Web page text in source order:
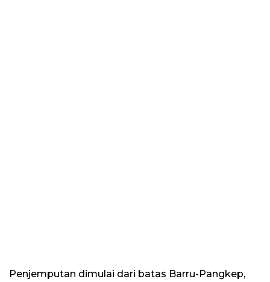
Penjemputan dimulai dari batas Barru-Pangkep,